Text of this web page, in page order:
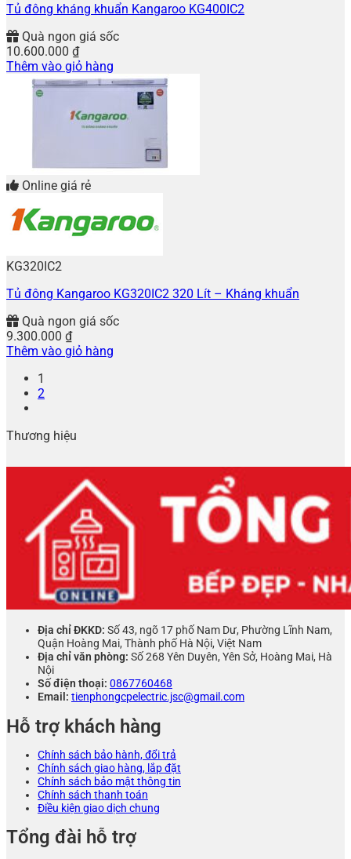
Tủ đông kháng khuẩn Kangaroo KG400IC2
Quà ngon giá sốc
10.600.000 ₫
Thêm vào giỏ hàng
Online giá rẻ
KG320IC2
Tủ đông Kangaroo KG320IC2 320 Lít – Kháng khuẩn
Quà ngon giá sốc
9.300.000 ₫
Thêm vào giỏ hàng
1
2
Thương hiệu
Địa chỉ ĐKKD: Số 43, ngõ 17 phố Nam Dư, Phường Lĩnh Nam,
Quận Hoàng Mai, Thành phố Hà Nội, Việt Nam
Địa chỉ văn phòng: Số 268 Yên Duyên, Yên Sở, Hoàng Mai, Hà
Nội
Số điện thoại: 0867760468
Email: tienphongcpelectric.jsc@gmail.com
Hỗ trợ khách hàng
Chính sách bảo hành, đổi trả
Chính sách giao hàng, lắp đặt
Chính sách bảo mật thông tin
Chính sách thanh toán
Điều kiện giao dịch chung
Tổng đài hỗ trợ